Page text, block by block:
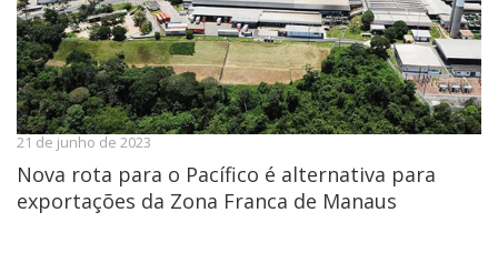
21 de junho de 2023
Nova rota para o Pacífico é alternativa para
exportações da Zona Franca de Manaus